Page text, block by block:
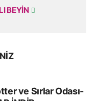
BEYIN
ve Sırlar Odası-